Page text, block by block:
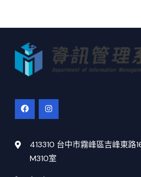
413310 台中市霧峰區吉峰東路
M310室